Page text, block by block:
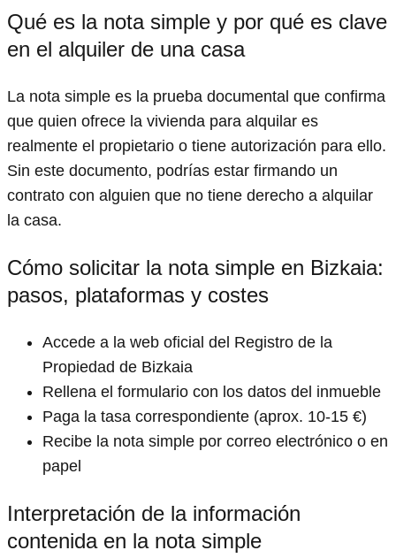
Qué es la nota simple y por qué es clave
en el alquiler de una casa
La nota simple es la prueba documental que confirma
que quien ofrece la vivienda para alquilar es
realmente el propietario o tiene autorización para ello.
Sin este documento, podrías estar firmando un
contrato con alguien que no tiene derecho a alquilar
la casa.
Cómo solicitar la nota simple en Bizkaia:
pasos, plataformas y costes
Accede a la web oficial del Registro de la
Propiedad de Bizkaia
Rellena el formulario con los datos del inmueble
Paga la tasa correspondiente (aprox. 10-15 €)
Recibe la nota simple por correo electrónico o en
papel
Interpretación de la información
contenida en la nota simple